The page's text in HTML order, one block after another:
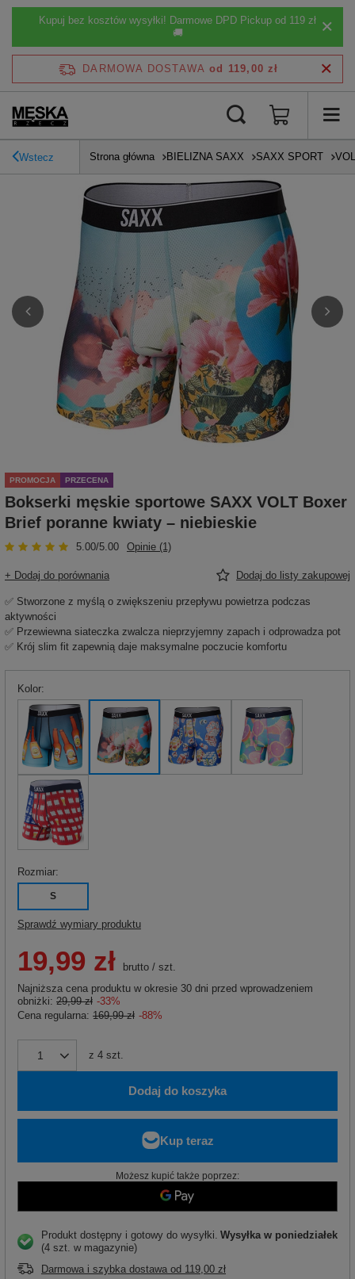
Kupuj bez kosztów wysyłki! Darmowe DPD Pickup od 119 zł
🚚
DARMOWA DOSTAWA od 119,00 zł
Wstecz Strona główna BIELIZNA SAXX SAXX SPORT
PROMOCJA PRZECENA
Bokserki męskie sportowe SAXX VOLT Boxer
Brief poranne kwiaty – niebieskie
5.00/5.00 Opinie (1)
+ Dodaj do porównania Dodaj do listy zakupowej
✅ Stworzone z myślą o zwiększeniu przepływu powietrza podczas
aktywności
✅ Przewiewna siateczka zwalcza nieprzyjemny zapach i odprowadza pot
✅ Krój slim fit zapewnią daje maksymalne poczucie komfortu
Kolor
Rozmiar
S
Sprawdź wymiary produktu
19,99 zł brutto / szt.
Najniższa cena produktu w okresie 30 dni przed wprowadzeniem
obniżki: 29,99 zł -33%
Cena regularna: 169,99 zł -88%
z 4 szt.
Dodaj do koszyka
Możesz kupić także poprzez:
Produkt dostępny i gotowy do wysyłki Wysyłka w poniedziałek
(4 szt. w magazynie)
Darmowa i szybka dostawa od 119,00 zł